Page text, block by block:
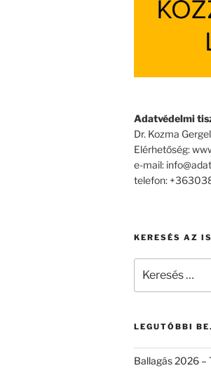
Adatvédelmi
Dr. Kozma
Elérhetőség:
e-mail:
telefon:
KERESÉS AZ
következő
LEGUTÓBBI
Ballagás 2026 –